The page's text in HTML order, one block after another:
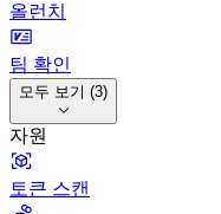
올런치
팀 확인
모두 보기 (3)
자원
토큰 스캔